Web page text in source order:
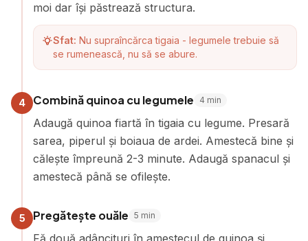
moi dar își păstrează structura.
Sfat: Nu supraîncărca tigaia - legumele trebuie să
se rumenească, nu să se abure.
4 Combină quinoa cu legumele 4 min
Adaugă quinoa fiartă în tigaia cu legume. Presară
sarea, piperul și boiaua de ardei. Amestecă bine și
călește împreună 2-3 minute. Adaugă spanacul și
amestecă până se ofilește.
5 Pregătește ouăle 5 min
Fă două adâncituri în amestecul de quinoa și